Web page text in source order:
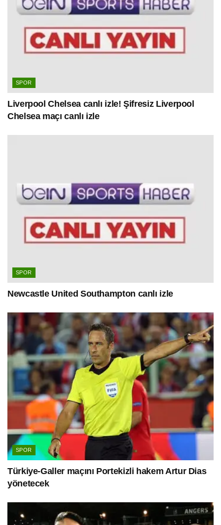
SPOR
Liverpool Chelsea canlı izle! Şifresiz Liverpool
Chelsea maçı canlı izle
SPOR
Newcastle United Southampton canlı izle
SPOR
Türkiye-Galler maçını Portekizli hakem Artur Dias
yönetecek